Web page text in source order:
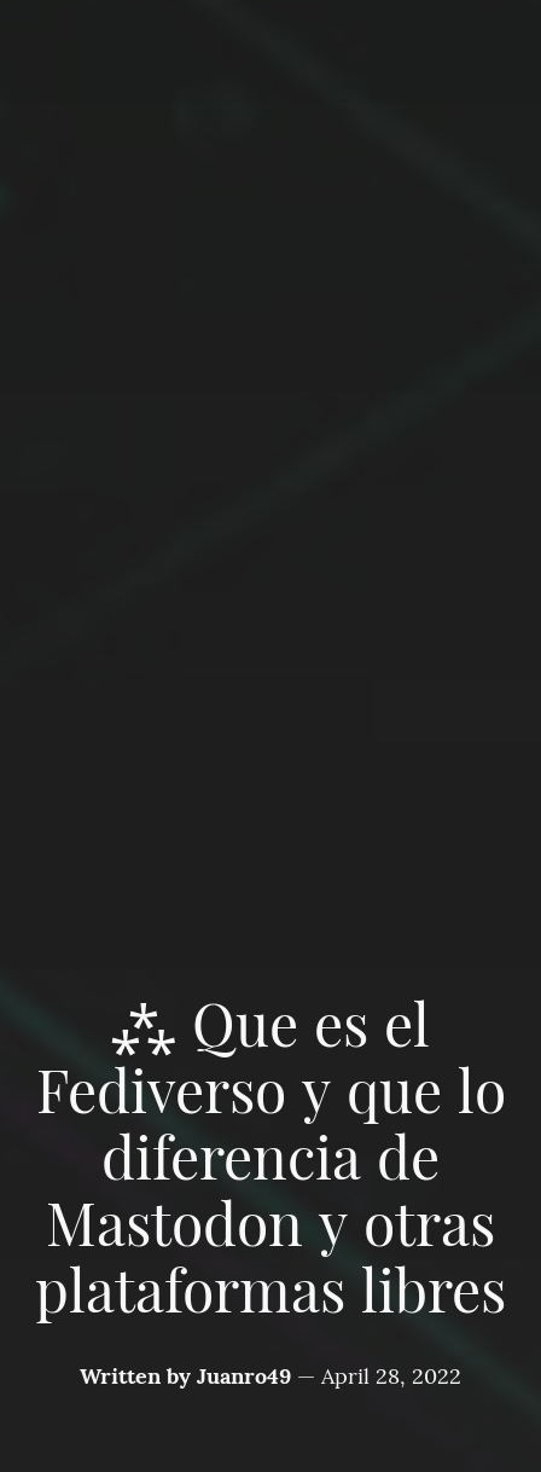
⁂ Que es el
Fediverso y que lo
diferencia de
Mastodon y otras
plataformas libres
Written byJuanro49 — April 28, 2022